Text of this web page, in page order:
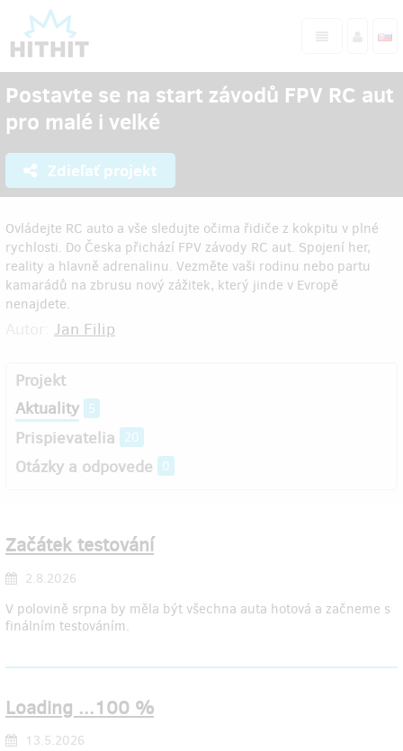
Postavte se na start závodů FPV RC aut
pro malé i velké
Zdieľať projekt
Ovládejte RC auto a vše sledujte očima řidiče z kokpitu v plné
rychlosti. Do Česka přichází FPV závody RC aut. Spojení her,
reality a hlavně adrenalinu. Vezměte vaši rodinu nebo partu
kamarádů na zbrusu nový zážitek, který jinde v Evropě
nenajdete.
Jan Filip
Projekt
Aktuality 5
Prispievatelia 20
Otázky a odpovede 0
Začátek testování
2.8.2026
V polovině srpna by měla být všechna auta hotová a začneme s
finálním testováním.
Loading ...100 %
13.5.2026